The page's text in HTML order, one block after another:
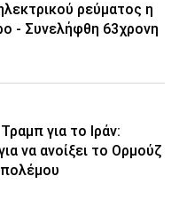
ρεύματος η
- Συνελήφθη 63χρονη
για το Ιράν:
να ανοίξει το Ορμούζ